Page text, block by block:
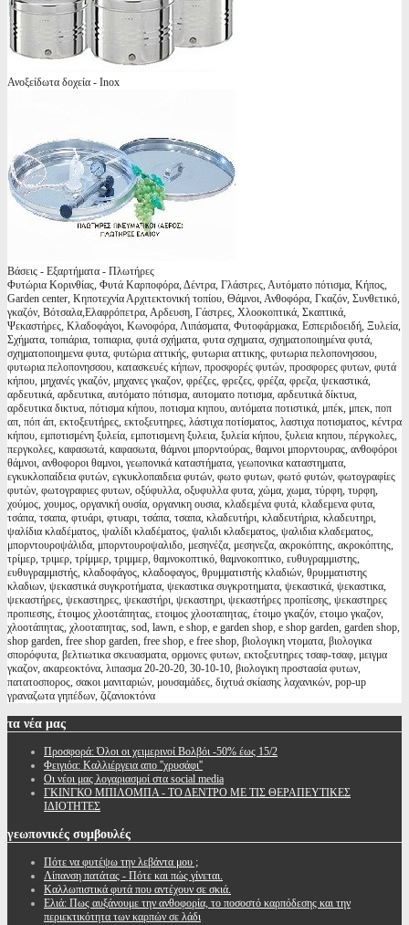
Ανοξείδωτα δοχεία - Inox
Βάσεις - Εξαρτήματα - Πλωτήρες
Φυτώρια Κορινθίας, Φυτά Καρποφόρα, Δέντρα, Γλάστρες, Αυτόματο πότισμα, Κήπος,
Garden center, Κηποτεχνία Αρχιτεκτονική τοπίου, Θάμνοι, Ανθοφόρα, Γκαζόν, Συνθετικό,
γκαζόν, Βότσαλα,Ελαφρόπετρα, Αρδευση, Γάστρες, Χλοοκοπτικά, Σκαπτικά,
Ψεκαστήρες, Κλαδοφάγοι, Κωνοφόρα, Λιπάσματα, Φυτοφάρμακα, Εσπεριδοειδή, Ξυλεία,
Σχήματα, τοπιάρια, τοπιαρια, φυτά σχήματα, φυτα σχηματα, σχηματοποιημένα φυτά,
σχηματοποιημενα φυτα, φυτώρια αττικής, φυτωρια αττικης, φυτωρια πελοπονησσου,
φυτωρια πελοπονησσου, κατασκευές κήπων, προσφορές φυτών, προσφορες φυτων, φυτά
κήπου, μηχανές γκαζόν, μηχανες γκαζον, φρέζες, φρεζες, φρέζα, φρεζα, ψεκαστικά,
αρδευτικά, αρδευτικα, αυτόματο πότισμα, αυτοματο ποτισμα, αρδευτικά δίκτυα,
αρδευτικα δικτυα, πότισμα κήπου, ποτισμα κηπου, αυτόματα ποτιστικά, μπέκ, μπεκ, ποπ
απ, πόπ άπ, εκτοξευτήρες, εκτοξευτηρες, λάστιχα ποτίσματος, λαστιχα ποτισματος, κέντρα
κήπου, εμποτισμένη ξυλεία, εμποτισμενη ξυλεια, ξυλεία κήπου, ξυλεια κηπου, πέργκολες,
περγκολες, καφασωτά, καφασωτα, θάμνοι μπορντούρας, θαμνοι μπορντουρας, ανθοφόροι
θάμνοι, ανθοφοροι θαμνοι, γεωπονικά καταστήματα, γεωπονικα καταστηματα,
εγκυκλοπαίδεια φυτών, εγκυκλοπαιδεια φυτών, φωτο φυτων, φωτό φυτών, φωτογραφίες
φυτών, φωτογραφιες φυτων, οξύφυλλα, οξυφυλλα φυτα, χώμα, χωμα, τύρφη, τυρφη,
χούμος, χουμος, οργανική ουσία, οργανικη ουσια, κλαδεμένα φυτά, κλαδεμενα φυτα,
τσάπα, τσαπα, φτυάρι, φτυαρι, τσάπα, τσαπα, κλαδευτήρι, κλαδευτήρια, κλαδευτηρι,
ψαλίδια κλαδέματος, ψαλίδι κλαδέματος, ψαλιδι κλαδεματος, ψαλιδια κλαδεματος,
μπορντουροψάλιδα, μπορντουροψαλιδο, μεσηνέζα, μεσηνεζα, ακροκόπτης, ακροκόπτης,
τρίμερ, τριμερ, τρίμμερ, τριμμερ, θαμνοκοπτικό, θαμνοκοπτικο, ευθυγραμμιστης,
ευθυγραμμιστής, κλαδοφάγος, κλαδοφαγος, θρυμματιστής κλαδιών, θρυμματιστης
κλαδιων, ψεκαστικά συγκροτήματα, ψεκαστικα συγκροτηματα, ψεκαστικά, ψεκαστικα,
ψεκαστήρες, ψεκαστηρες, ψεκαστήρι, ψεκαστηρι, ψεκαστήρες προπίεσης, ψεκαστηρες
προπιεσης, έτοιμος χλοοτάπητας, ετοιμος χλοοταπητας, έτοιμο γκαζόν, ετοιμο γκαζον,
χλοοτάπητας, χλοοταπητας, sod, lawn, e shop, e garden shop, e shop garden, garden shop,
shop garden, free shop garden, free shop, e free shop, βιολογικη ντοματα, βιολογικα
σπορόφυτα, βελτιωτικα σκευασματα, ορμονες φυτων, εκτοξευτηρες τσαφ-τσαφ, μειγμα
γκαζον, ακαρεοκτόνα, λιπασμα 20-20-20, 30-10-10, βιολογικη προστασία φυτων,
πατατοσπορος, σακοι μανιταριών, μουσαμάδες, διχτυά σκίασης λαχανικών, pop-up
γραναζωτα γηπέδων, ζιζανιοκτόνα
τα νέα μας
Προσφορά: Όλοι οι χειμερινοί Βολβόι -50% έως 15/2
Φειγιόα: Καλλιέργεια απο ''χρυσάφι''
Oι νέοι μας λογαριασμοί στα social media
ΓΚΙΝΓΚΟ ΜΠΙΛΟΜΠΑ - ΤΟ ΔΕΝΤΡΟ ΜΕ ΤΙΣ ΘΕΡΑΠΕΥΤΙΚΕΣ
ΙΔΙΟΤΗΤΕΣ
γεωπονικές συμβουλές
Πότε να φυτέψω την λεβάντα μου ;
Λίπανση πατάτας - Πότε και πώς γίνεται.
Καλλωπιστικά φυτά που αντέχουν σε σκιά.
Ελιά: Πως αυξάνουμε την ανθοφορία, το ποσοστό καρπόδεσης και την
περιεκτικότητα των καρπών σε λάδι